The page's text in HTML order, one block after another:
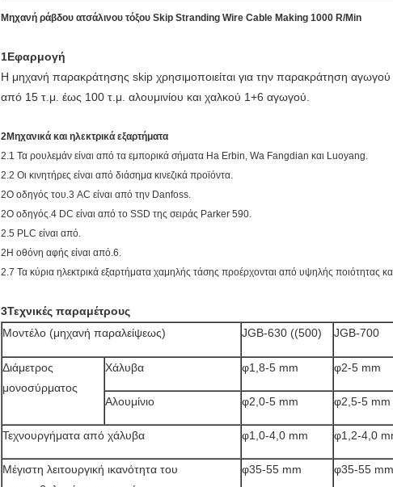
Μηχανή ράβδου ατσάλινου τόξου Skip Stranding Wire Cable Making 1000 R/Min
1Εφαρμογή
Η μηχανή παρακράτησης skip χρησιμοποιείται για την παρακράτηση
από 15 τ.μ. έως 100 τ.μ. αλουμινίου και χαλκού 1+6 αγωγού.
2Μηχανικά και ηλεκτρικά εξαρτήματα
2.1 Τα ρουλεμάν είναι από τα εμπορικά σήματα Ha Erbin, Wa Fangdian και Luoyang.
2.2 Οι κινητήρες είναι από διάσημα κινεζικά προϊόντα.
2Ο οδηγός του.3 AC είναι από την Danfoss.
2Ο οδηγός.4 DC είναι από το SSD της σειράς Parker 590.
2.5 PLC είναι από.
2Η οθόνη αφής είναι από.6.
2.7 Τα κύρια ηλεκτρικά εξαρτήματα χαμηλής τάσης προέρχονται από υψηλής ποιότητας
3Τεχνικές παραμέτρους
Μοντέλο (μηχανή παραλείψεως)
JGB-630 ((500) JGB-700
Διάμετρος
μονοσύρματος
Χάλυβα φ1,8-5 mm φ2-5 mm
Αλουμίνιο φ2,0-5 mm φ2,5-5 mm
Τεχνουργήματα από χάλυβα φ1,0-4,0 mm φ1,2-4,0
Μέγιστη λειτουργική ικανότητα του
φ35-55 mm φ35-55 mm